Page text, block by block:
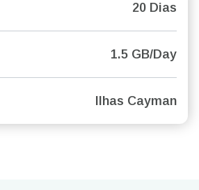
20 Dias
1.5 GB/Day
Ilhas Cayman